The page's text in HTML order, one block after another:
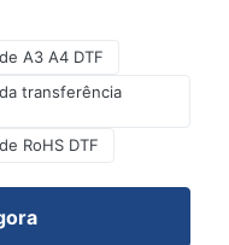
A3 A4 DTF
transferência
RoHS DTF